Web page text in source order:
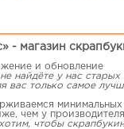
- магазин
и обновление
найдёте у нас
вас только самое
минимальных
чем у
чтобы